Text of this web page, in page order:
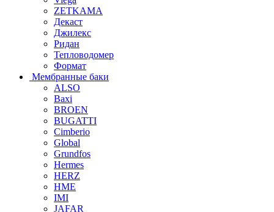
ZETKAMA
Декаст
Джилекс
Ридан
Тепловодомер
Формат
Мембранные баки
ALSO
Baxi
BROEN
BUGATTI
Cimberio
Global
Grundfos
Hermes
HERZ
HME
IMI
JAFAR